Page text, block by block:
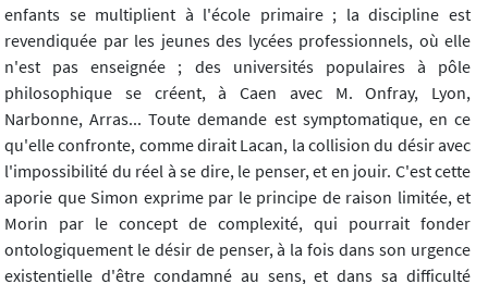
enfants se multiplient à l'école primaire ; la discipline est
revendiquée par les jeunes des lycées professionnels, où elle
n'est pas enseignée ; des universités populaires à pôle
philosophique se créent, à Caen avec M. Onfray, Lyon,
Narbonne, Arras... Toute demande est symptomatique, en ce
qu'elle confronte, comme dirait Lacan, la collision du désir avec
l'impossibilité du réel à se dire, le penser, et en jouir. C'est cette
aporie que Simon exprime par le principe de raison limitée, et
Morin par le concept de complexité, qui pourrait fonder
ontologiquement le désir de penser, à la fois dans son urgence
existentielle d'être condamné au sens, et dans sa difficulté